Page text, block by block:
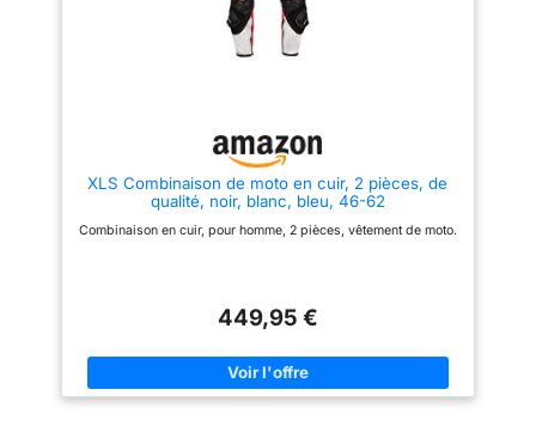
XLS Combinaison de moto en cuir, 2 pièces, de
qualité, noir, blanc, bleu, 46-62
Combinaison en cuir, pour homme, 2 pièces, vêtement de moto.
449,95 €